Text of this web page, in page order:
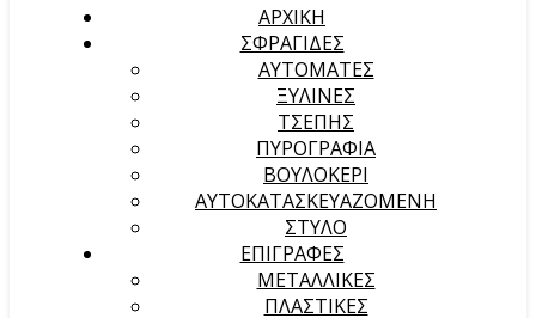
ΑΡΧΙΚΉ
ΣΦΡΑΓΙΔΕΣ
ΑΥΤΟΜΑΤΕΣ
ΞΥΛΙΝΕΣ
ΤΣΕΠΗΣ
ΠΥΡΟΓΡΑΦΙΑ
ΒΟΥΛΟΚΕΡΙ
ΑΥΤΟΚΑΤΑΣΚΕΥΑΖΟΜΕΝΗ
ΣΤΥΛΟ
ΕΠΙΓΡΑΦΕΣ
ΜΕΤΑΛΛΙΚΕΣ
ΠΛΑΣΤΙΚΕΣ